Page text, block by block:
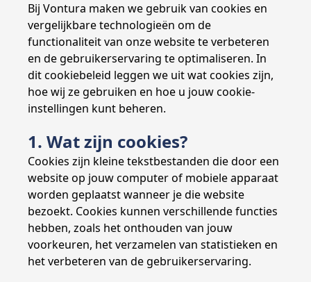
Bij Vontura maken we gebruik van cookies en
vergelijkbare technologieën om de
functionaliteit van onze website te verbeteren
en de gebruikerservaring te optimaliseren. In
dit cookiebeleid leggen we uit wat cookies zijn,
hoe wij ze gebruiken en hoe u jouw cookie-
instellingen kunt beheren.
1. Wat zijn cookies?
Cookies zijn kleine tekstbestanden die door een
website op jouw computer of mobiele apparaat
worden geplaatst wanneer je die website
bezoekt. Cookies kunnen verschillende functies
hebben, zoals het onthouden van jouw
voorkeuren, het verzamelen van statistieken en
het verbeteren van de gebruikerservaring.